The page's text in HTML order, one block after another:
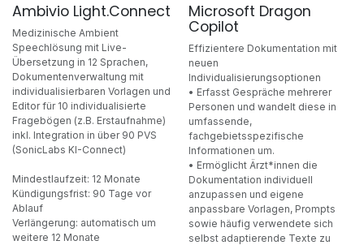
Neu!
Ambivio Light.Connect
Medizinische Ambient
Speechlösung mit Live-
Übersetzung in 12 Sprachen,
Dokumentenverwaltung mit
individualisierbaren Vorlagen und
Editor für 10 individualisierte
Fragebögen (z.B. Erstaufnahme)
inkl. Integration in über 90 PVS
(SonicLabs KI-Connect)
Mindestlaufzeit: 12 Monate
Kündigungsfrist: 90 Tage vor
Ablauf
Verlängerung: automatisch um
weitere 12 Monate
Neu!
Microsoft Dragon
Copilot
Effizientere Dokumentation mit
neuen
Individualisierungsoptionen
• Erfasst Gespräche mehrerer
Personen und wandelt diese in
umfassende,
fachgebietsspezifische
Informationen um.
• Ermöglicht Ärzt*innen die
Dokumentation individuell
anzupassen und eigene
anpassbare Vorlagen, Prompts
sowie häufig verwendete sich
selbst adaptierende Texte zu